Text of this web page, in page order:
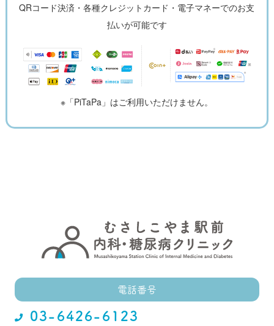
QRコード決済・各種クレジットカード・ 電子マネーでのお支
払いが可能です
※「PiTaPa」はご利用いただけません。
電話番号
03-6426-6123